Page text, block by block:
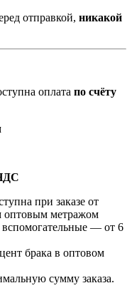
отправкой, никакой
оплата по счёту
при заказе от
оптовым метражом
— от 6
брака в оптовом
сумму заказа.